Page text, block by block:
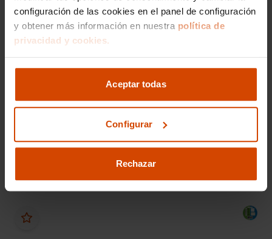
configuración de las cookies en el panel de configuración
y obtener más información en nuestra política de
privacidad y cookies.
Aceptar todas
Configurar
Rechazar
Desde 218 € /mes*
1.0 TGDI Klass Fastback
2022
Gasolina
Manual